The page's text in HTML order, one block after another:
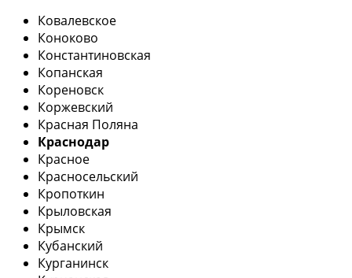
Ковалевское
Коноково
Константиновская
Копанская
Кореновск
Коржевский
Красная Поляна
Краснодар
Красное
Красносельский
Кропоткин
Крыловская
Крымск
Кубанский
Курганинск